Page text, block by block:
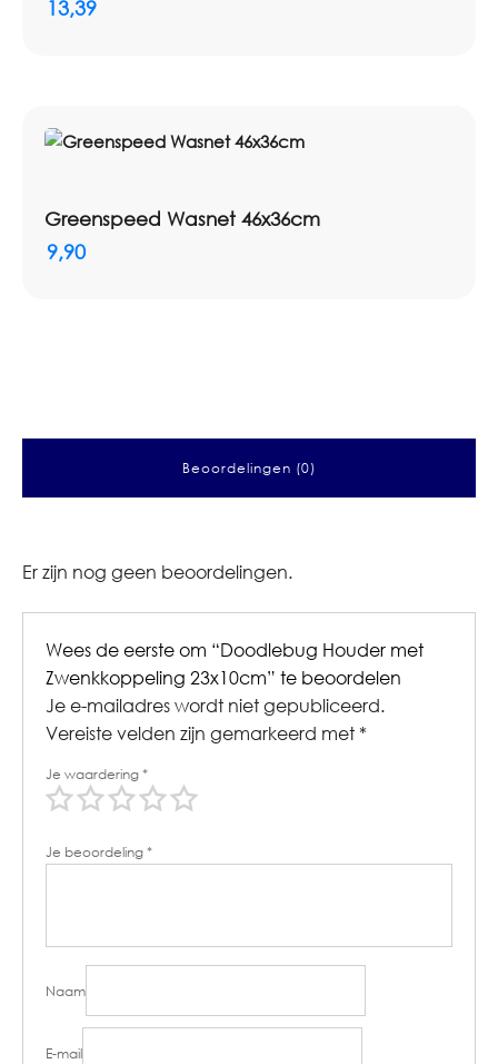
13,39
Greenspeed Wasnet 46x36cm
9,90
Beoordelingen (0)
Er zijn nog geen beoordelingen.
Wees de eerste om “Doodlebug Houder met
Zwenkkoppeling 23x10cm” te beoordelen
Je e-mailadres wordt niet gepubliceerd.
Vereiste velden zijn gemarkeerd met *
Je waardering*
Je beoordeling*
Naam
E-mail